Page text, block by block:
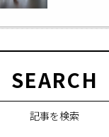
SEARCH
記事を検索